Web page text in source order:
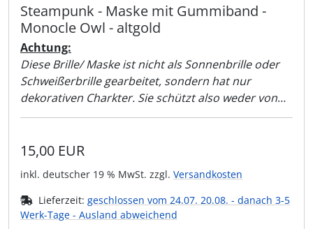
Steampunk - Maske mit Gummiband -
Monocle Owl - altgold
Achtung:
Diese Brille/ Maske ist nicht als Sonnenbrille oder
Schweißerbrille gearbeitet, sondern hat nur
dekorativen Charkter. Sie schützt also weder von
Sonnenlicht noch vor der Schweißer-Flamme!!
15,00 EUR
inkl. deutscher 19 % MwSt. zzgl. Versandkosten
Lieferzeit: geschlossen vom 24.07. 20.08. - danach 3-5
Werk-Tage - Ausland abweichend